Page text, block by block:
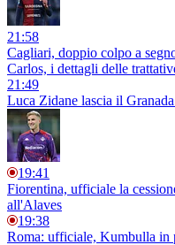
21:58
Cagliari, doppio colpo a
Carlos, i dettagli delle
21:49
Luca Zidane lascia il
19:41
Fiorentina, ufficiale la
all'Alaves
19:38
Roma: ufficiale, Kumbulla in